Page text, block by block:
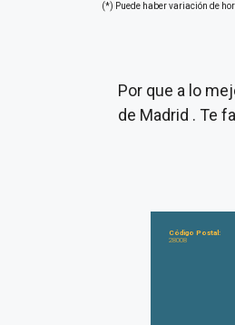
(*) Puede haber variación de
Por que a lo
de Madrid . Te
Código Postal:
28008